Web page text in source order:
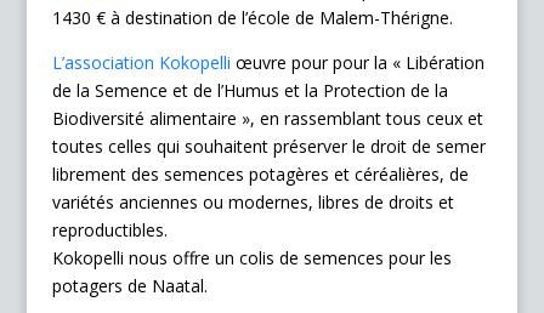
1430 € à destination de l’école de Malem-Thérigne.
L’association Kokopelli œuvre pour pour la « Libération
de la Semence et de l’Humus et la Protection de la
Biodiversité alimentaire », en rassemblant tous ceux et
toutes celles qui souhaitent préserver le droit de semer
librement des semences potagères et céréalières, de
variétés anciennes ou modernes, libres de droits et
reproductibles.
Kokopelli nous offre un colis de semences pour les
potagers de Naatal.